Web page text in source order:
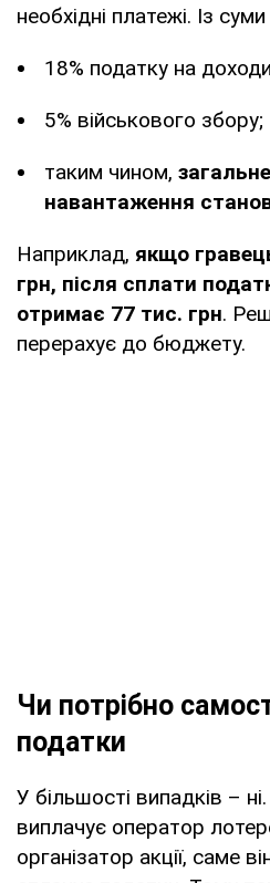
необхідні платежі. Із
18% податку на
5% військового збору;
таким чином,
навантаження
Наприклад, якщо
грн, після сплати
отримає 77 тис. грн.
перерахує до бюджету.
Чи потрібно
податки
У більшості випадків –
виплачує оператор
організатор акції, саме